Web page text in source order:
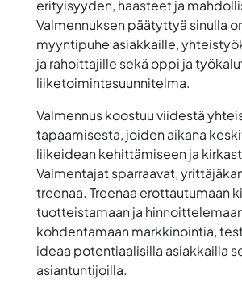
erityisyyden, haasteet ja
Valmennuksen päätyttyä sinulla
myyntipuhe asiakkaille,
ja rahoittajille sekä oppi ja
liiketoimintasuunnitelma.
Valmennus koostuu viidestä
tapaamisesta, joiden aikana
liikeidean kehittämiseen ja
Valmentajat sparraavat,
treenaa. Treenaa erottautumaan
tuotteistamaan ja
kohdentamaan markkinointia,
ideaa potentiaalisilla asiakkailla
asiantuntijoilla.